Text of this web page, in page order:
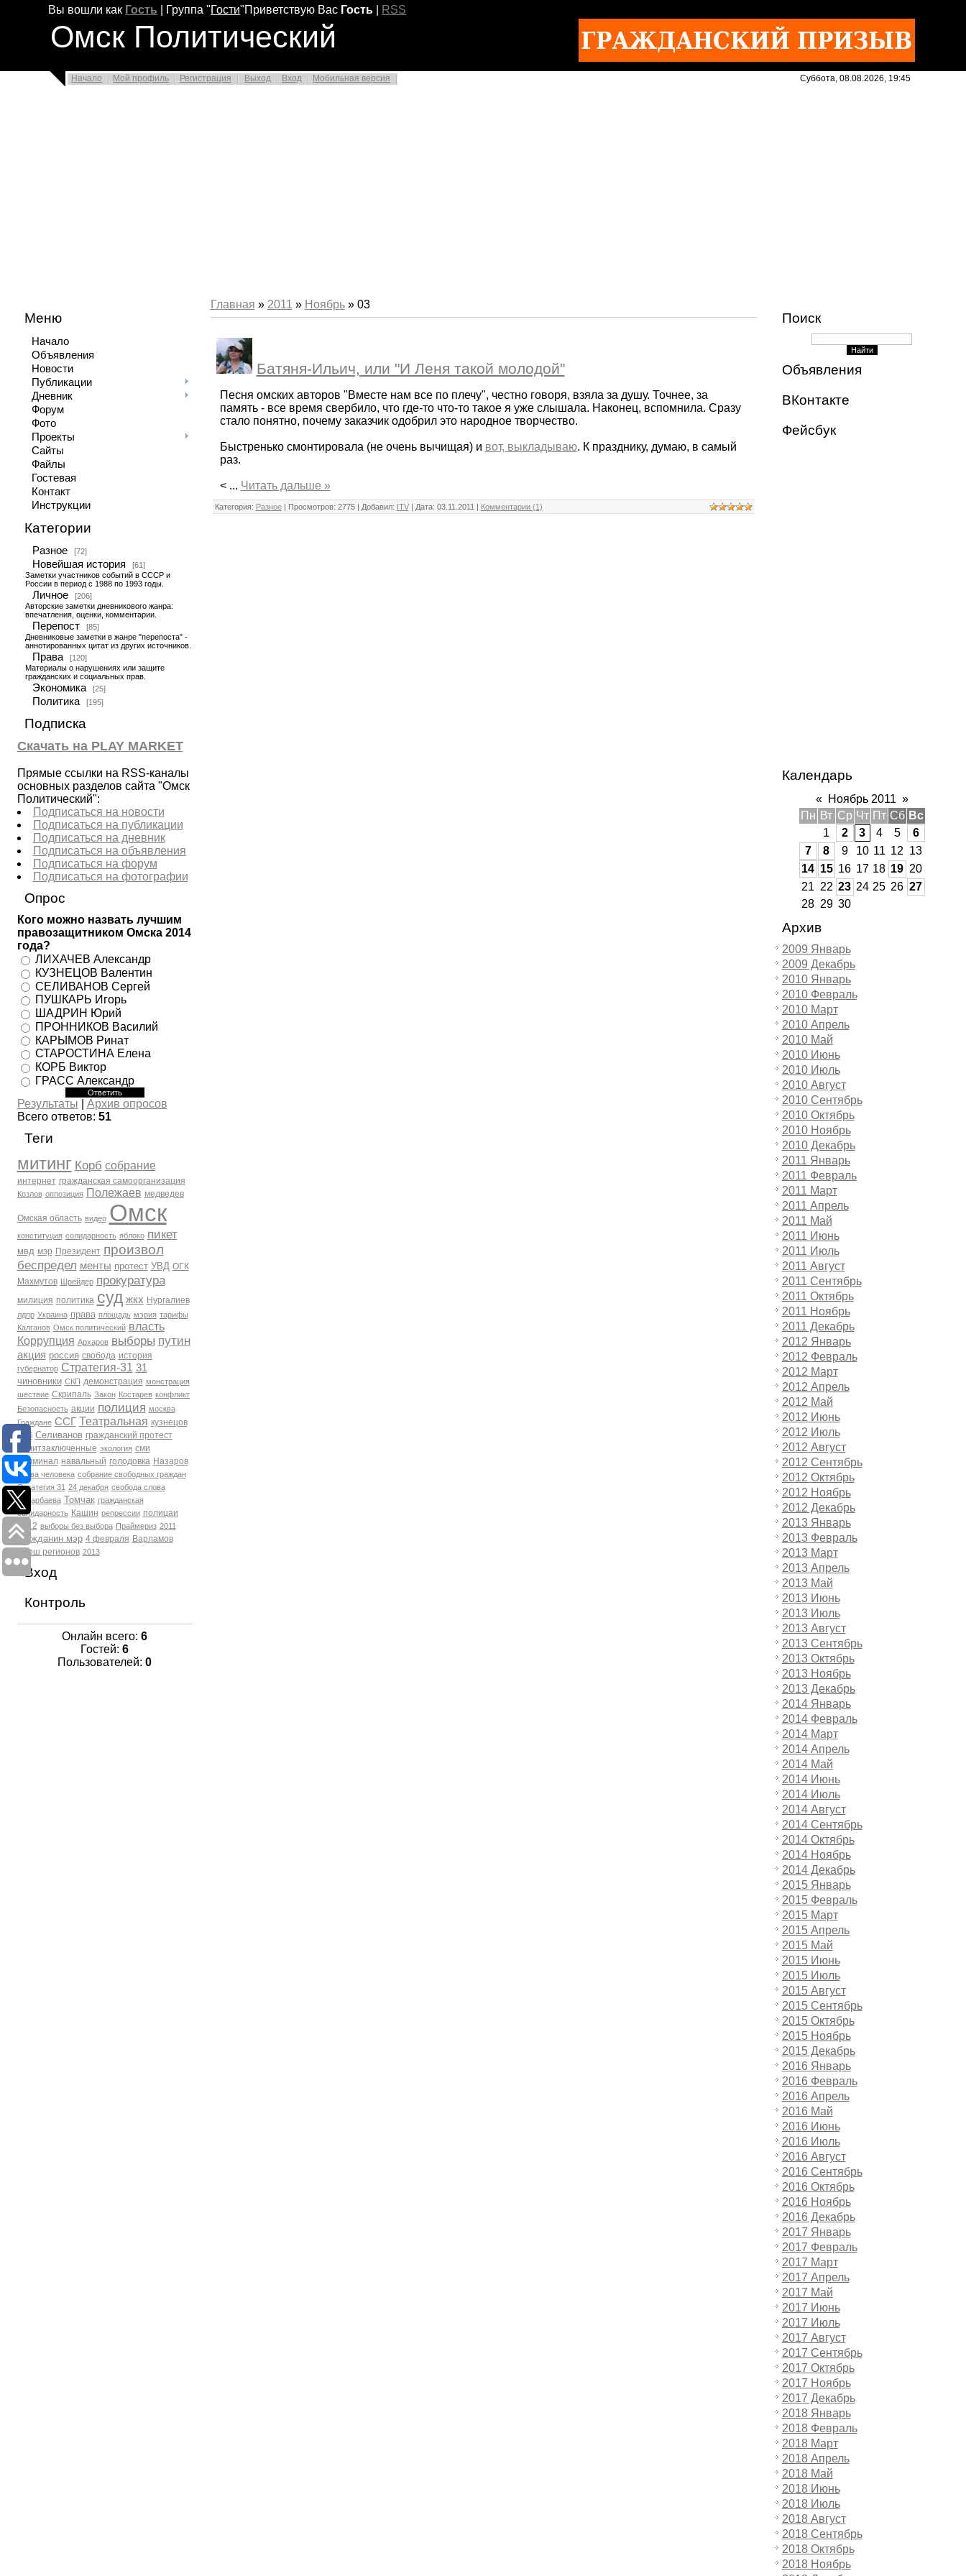
Вы вошли как Гость Группа "Гости"Приветствую Вас Гость RSS
Омск Политический
Начало Мой профиль Регистрация Выход Вход Мобильная версия Суббота, 08.08.2026, 19:45
Меню
Начало
Объявления
Новости
Публикации
Дневник
Форум
Фото
Проекты
Сайты
Файлы
Гостевая
Контакт
Инструкции
Категории
Разное [72]
Новейшая история
[61]
Заметки участников событий в СССР и
России в период с 1988 по 1993 годы.
Личное
[206]
Авторские заметки дневникового жанра:
впечатления, оценки, комментарии.
Перепост
[85]
Дневниковые заметки в жанре "перепоста" -
аннотированных цитат из других источников.
Права
[120]
Материалы о нарушениях или защите
гражданских и социальных прав.
Экономика [25]
Политика [195]
Подписка
Скачать на PLAY MARKET
Прямые ссылки на RSS-каналы
основных разделов сайта "Омск
Политический":
Подписаться на новости
Подписаться на публикации
Подписаться на дневник
Подписаться на объявления
Подписаться на форум
Подписаться на фотографии
Опрос
Кого можно назвать лучшим
правозащитником Омска 2014
года?
ЛИХАЧЕВ Александр
КУЗНЕЦОВ Валентин
СЕЛИВАНОВ Сергей
ПУШКАРЬ Игорь
ШАДРИН Юрий
ПРОННИКОВ Василий
КАРЫМОВ Ринат
СТАРОСТИНА Елена
КОРБ Виктор
ГРАСС Александр
Результаты
Архив опросов
Всего ответов: 51
Теги
митинг Корб собрание
интернет гражданская самоорганизация
Козлов оппозиция Полежаев медведев
Омская область видео Омск
конституция солидарность яблоко пикет
мвд мэр Президент произвол
беспредел менты протест УВД ОГК
Махмутов Шрейдер прокуратура
милиция политика суд жкх Нургалиев
лдпр Украина права площадь мэрия тарифы
Калганов Омск политический власть
Коррупция Архаров выборы путин
акция россия свобода история
губернатор Стратегия-31 31
чиновники СКП демонстрация монстрация
шествие Скрипаль Закон Костарев конфликт
Безопасность акции полиция москва
Граждане ССГ Театральная кузнецов
фсб Селиванов гражданский протест
политзаключенные экология сми
Криминал навальный голодовка Назаров
права человека собрание свободных граждан
Стратегия 31 24 декабря свобода слова
Бухарбаева Томчак гражданская
солидарность Кашин репрессии полицаи
2012 выборы без выбора Праймериз 2011
гражданин мэр 4 февраля Варламов
марш регионов 2013
Вход
Контроль
Онлайн всего: 6
Гостей: 6
Пользователей: 0
Главная » 2011 » Ноябрь » 03
Батяня-Ильич, или "И Леня такой молодой"
Песня омских авторов "Вместе нам все по плечу", честно говоря, взяла за душу. Точнее, за
память - все время свербило, что где-то что-то такое я уже слышала. Наконец, вспомнила. Сразу
стало понятно, почему заказчик одобрил это народное творчество.
Быстренько смонтировала (не очень вычищая) и вот, выкладываю. К празднику, думаю, в самый
раз.
< ... Читать дальше »
Категория: Разное| Просмотров: 2775 | Добавил: ITV| Дата: 03.11.2011 | Комментарии (1)
Поиск
Объявления
ВКонтакте
Фейсбук
Календарь
« Ноябрь 2011 »
Пн Вт Ср Чт Пт Сб Вс
1
2 3 4 5
6
7
8 9 10 11 12 13
14 15 16 17 18 19 20
21 22 23 24 25 26 27
28 29 30
Архив
2009 Январь
2009 Декабрь
2010 Январь
2010 Февраль
2010 Март
2010 Апрель
2010 Май
2010 Июнь
2010 Июль
2010 Август
2010 Сентябрь
2010 Октябрь
2010 Ноябрь
2010 Декабрь
2011 Январь
2011 Февраль
2011 Март
2011 Апрель
2011 Май
2011 Июнь
2011 Июль
2011 Август
2011 Сентябрь
2011 Октябрь
2011 Ноябрь
2011 Декабрь
2012 Январь
2012 Февраль
2012 Март
2012 Апрель
2012 Май
2012 Июнь
2012 Июль
2012 Август
2012 Сентябрь
2012 Октябрь
2012 Ноябрь
2012 Декабрь
2013 Январь
2013 Февраль
2013 Март
2013 Апрель
2013 Май
2013 Июнь
2013 Июль
2013 Август
2013 Сентябрь
2013 Октябрь
2013 Ноябрь
2013 Декабрь
2014 Январь
2014 Февраль
2014 Март
2014 Апрель
2014 Май
2014 Июнь
2014 Июль
2014 Август
2014 Сентябрь
2014 Октябрь
2014 Ноябрь
2014 Декабрь
2015 Январь
2015 Февраль
2015 Март
2015 Апрель
2015 Май
2015 Июнь
2015 Июль
2015 Август
2015 Сентябрь
2015 Октябрь
2015 Ноябрь
2015 Декабрь
2016 Январь
2016 Февраль
2016 Апрель
2016 Май
2016 Июнь
2016 Июль
2016 Август
2016 Сентябрь
2016 Октябрь
2016 Ноябрь
2016 Декабрь
2017 Январь
2017 Февраль
2017 Март
2017 Апрель
2017 Май
2017 Июнь
2017 Июль
2017 Август
2017 Сентябрь
2017 Октябрь
2017 Ноябрь
2017 Декабрь
2018 Январь
2018 Февраль
2018 Март
2018 Апрель
2018 Май
2018 Июнь
2018 Июль
2018 Август
2018 Сентябрь
2018 Октябрь
2018 Ноябрь